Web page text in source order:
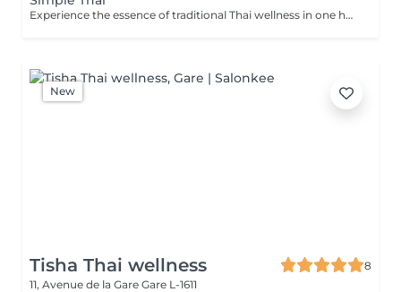
Experience the essence of traditional Thai wellness in one harmonious ritual. Designed to relax the body, ease muscular tension, improve circulation, and restore a lasting sense of balance and wellbeing. Includes: Traditional Thai Oil Massage 90 min Thai Foot Reflexology 45 min
New
Tisha Thai wellness
8
11, Avenue de la Gare Gare L-1611